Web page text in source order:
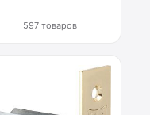
597 товаров